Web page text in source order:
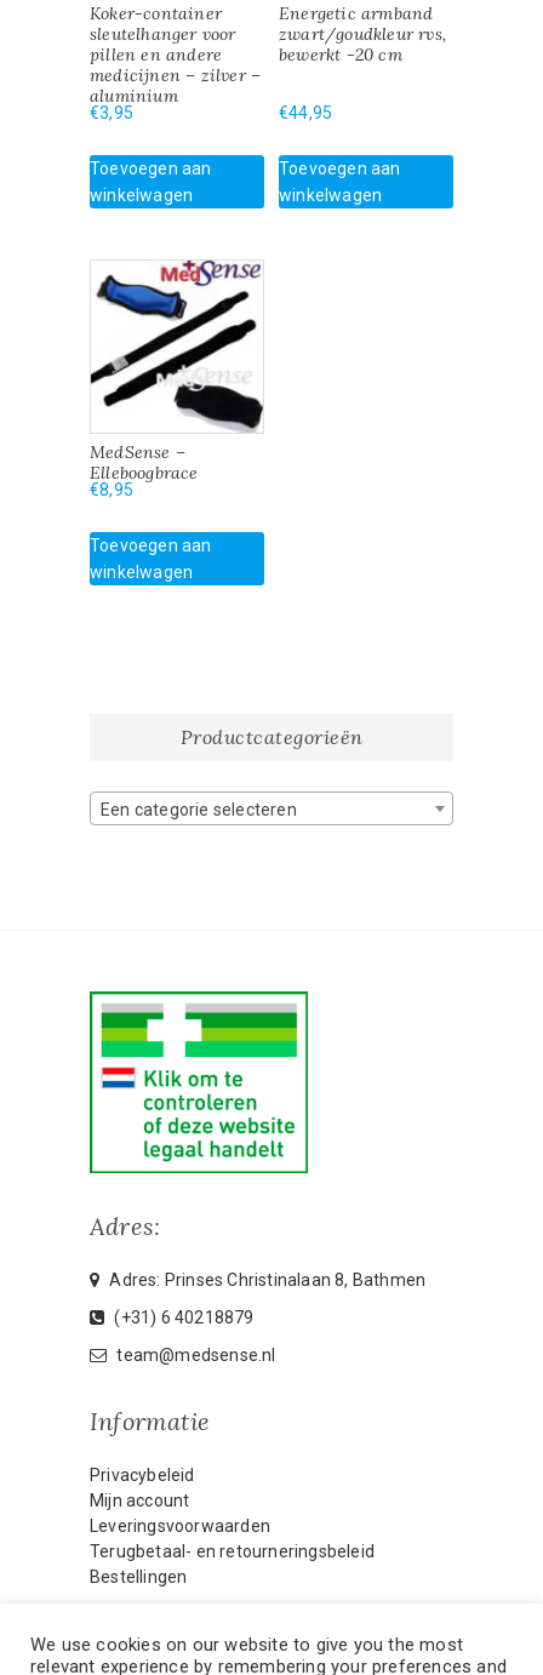
Koker-container
sleutelhanger voor
pillen en andere
medicijnen – zilver –
aluminium
€3,95
Toevoegen aan
winkelwagen
Energetic armband
zwart/goudkleur rvs,
bewerkt -20 cm
€44,95
Toevoegen aan
winkelwagen
MedSense –
Elleboogbrace
€8,95
Toevoegen aan
winkelwagen
Productcategorieën
Een categorie selecteren
Adres:
Adres: Prinses Christinalaan 8, Bathmen
(+31) 6 40218879
team@medsense.nl
Informatie
Privacybeleid
Mijn account
Leveringsvoorwaarden
Terugbetaal- en retourneringsbeleid
Bestellingen
We use cookies on our website to give you the most
relevant experience by remembering your preferences and